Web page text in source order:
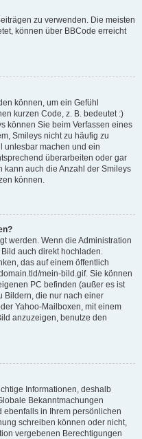
zu verwenden. Die meisten
können über BBCode erreicht
können, um ein Gefühl
kurzen Code, z. B. bedeutet :)
können Sie beim Verfassen eines
Smileys nicht zu häufig zu
unlesbar machen und ein
überarbeiten oder gar
kann auch die Anzahl der Smileys
können.
werden. Wenn die Administration
auch direkt hochladen.
das auf einem öffentlich
mein-bild.gif. Sie können
PC befinden (außer es ist
Bildern, die nur nach einer
Yahoo-Mailboxen, mit einem
anzuzeigen, benutze den
Informationen, deshalb
Bekanntmachungen
in Ihrem persönlichen
schreiben können oder nicht,
vergebenen Berechtigungen